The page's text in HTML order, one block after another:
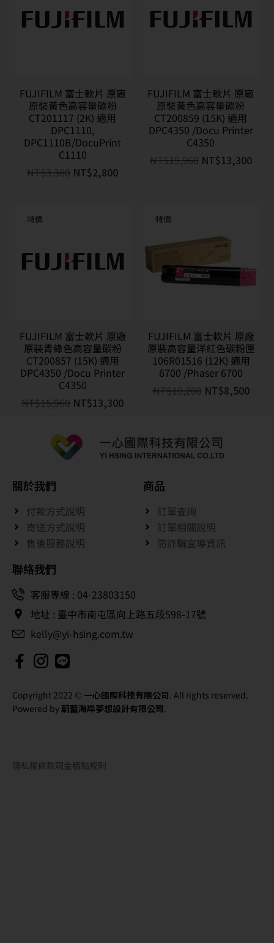
FUJIFILM 富士軟片 原廠
原裝黃色高容量碳粉
CT201117 (2K) 適用
DPC1110,
DPC1110B/DocuPrint
C1110
NT$3,360 NT$2,800
FUJIFILM 富士軟片 原廠
原裝黃色高容量碳粉
CT200859 (15K) 適用
DPC4350 /Docu Printer
C4350
NT$15,960 NT$13,300
特價
FUJIFILM 富士軟片 原廠
原裝青綠色高容量碳粉
CT200857 (15K) 適用
DPC4350 /Docu Printer
C4350
NT$15,960 NT$13,300
特價
FUJIFILM 富士軟片 原廠
原裝高容量洋紅色碳粉匣
106R01516 (12K) 適用
6700 /Phaser 6700
NT$10,200 NT$8,500
關於我們
付款方式說明
寄送方式說明
售後服務說明
商品
訂單查詢
訂單相關說明
防詐騙宣導資訊
聯絡我們
客服專線 : 04-23803150
地址 : 臺中市南屯區向上路五段598-17號
kelly@yi-hsing.com.tw
Copyright 2022 © 一心國際科技有限公司. All rights reserved.
Powered by 蔚藍海岸夢想設計有限公司.
隱私權條款現金積點規則